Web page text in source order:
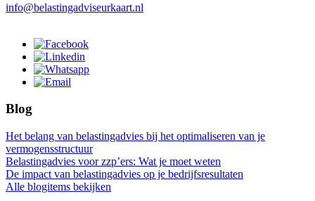
info@belastingadviseurkaart.nl
Blog
Het belang van belastingadvies bij het optimaliseren van je
vermogensstructuur
Belastingadvies voor zzp’ers: Wat je moet weten
De impact van belastingadvies op je bedrijfsresultaten
Alle blogitems bekijken